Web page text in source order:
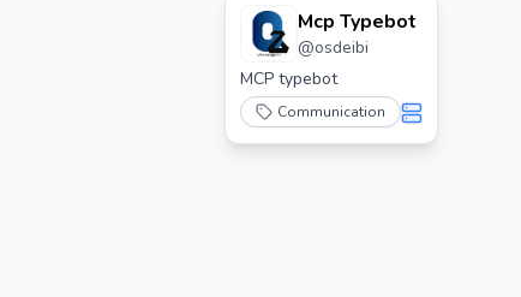
Mcp Typebot
@osdeibi
MCP typebot
Communication